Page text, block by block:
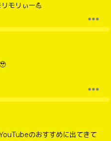
モリぃー💪
のおすすめに出てきて